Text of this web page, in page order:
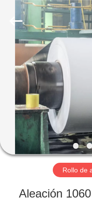
EN
CASA
PRODUCTOS
LOS
VÍDEOS
NOSOTROS
HONGJINMILAI
STEEL
CO.,LTD.
Reserved.
Rollo de
Aleación